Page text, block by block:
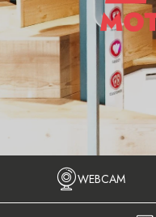
WEBCAM